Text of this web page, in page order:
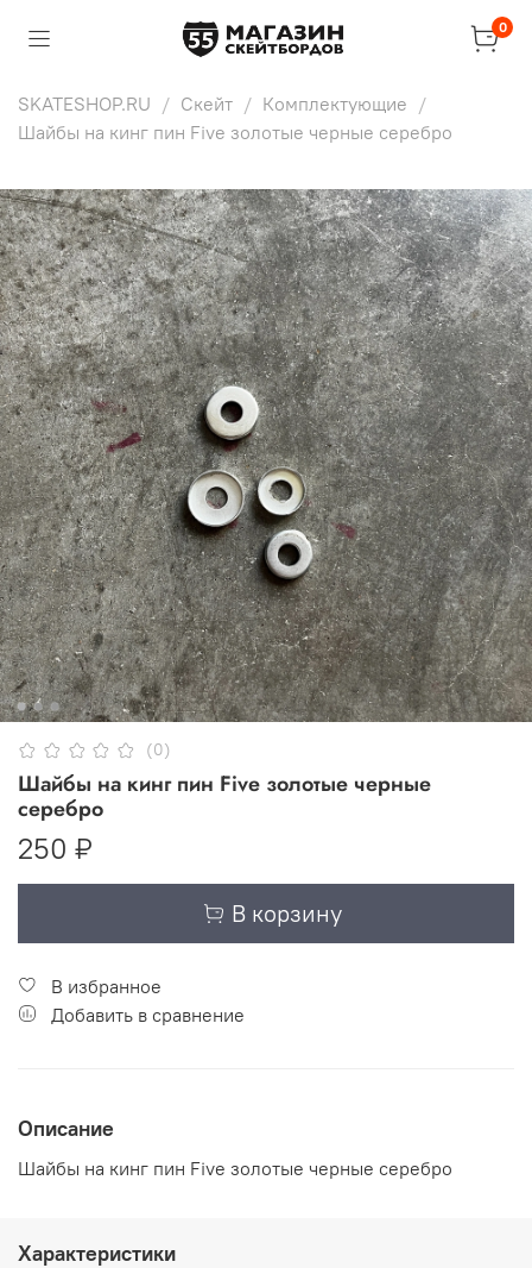
0
SKATESHOP.RU Скейт
Комплектующие
Шайбы на кинг пин Five золотые черные серебро
(0)
Шайбы на кинг пин Five золотые черные
серебро
250 ₽
В корзину
В избранное
Добавить в сравнение
Описание
Шайбы на кинг пин Five золотые черные серебро
Характеристики